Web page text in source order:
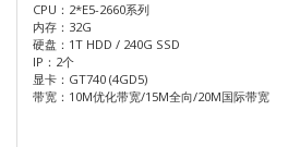
CPU：2*E5-2660系列
内存：32G
硬盘：1T HDD / 240G SSD
IP：2个
显卡：GT740 (4GD5)
带宽：10M优化带宽/15M全向/20M国际带宽